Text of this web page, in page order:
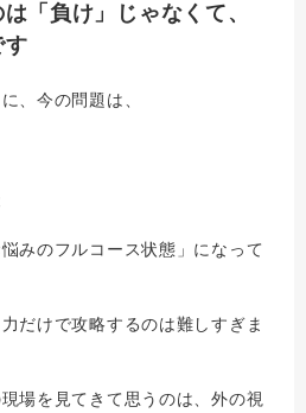
「負け」じゃなくて、
す
、今の問題は、
みのフルコース状態」になって
だけで攻略するのは難しすぎま
場を見てきて思うのは、外の視